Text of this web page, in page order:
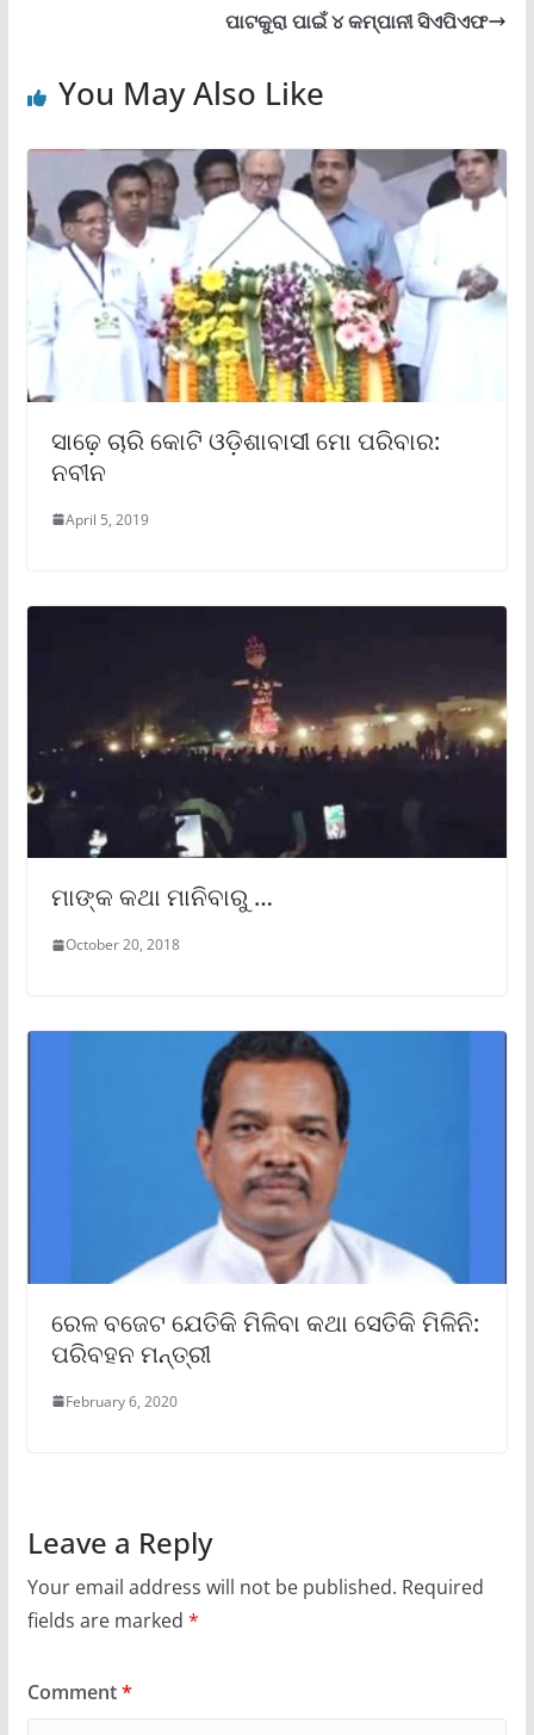
ପାଟକୁରା ପାଇଁ ୪ କମ୍ପାନୀ ସିଏପିଏଫ
You May Also Like
ସାଢ଼େ ଚାରି କୋଟି ଓଡ଼ିଶାବାସୀ ମୋ ପରିବାର:
ନବୀନ
April 5, 2019
ମାଙ୍କ କଥା ମାନିବାରୁ …
October 20, 2018
ରେଳ ବଜେଟ ଯେତିକି ମିଳିବା କଥା ସେତିକି ମିଳିନି:
ପରିବହନ ମନ୍ତ୍ରୀ
February 6, 2020
Leave a Reply
Your email address will not be published. Required
fields are marked *
Comment*